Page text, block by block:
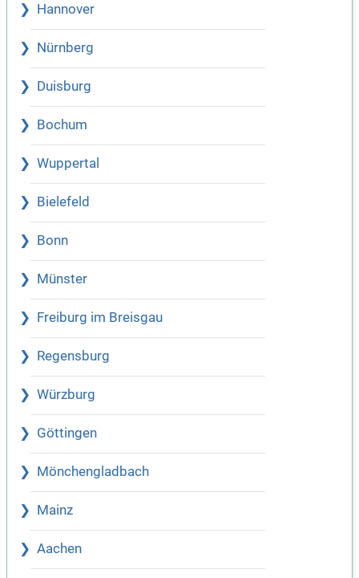
Hannover
Nürnberg
Duisburg
Bochum
Wuppertal
Bielefeld
Bonn
Münster
Freiburg im Breisgau
Regensburg
Würzburg
Göttingen
Mönchengladbach
Mainz
Aachen